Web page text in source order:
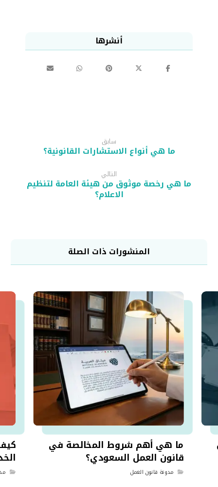
سابق
ما هي أنواع الاستشارات القانونية؟
التالي
ما هي رخصة موثوق من هيئة العامة لتنظيم
الاعلام؟
المنشورات ذات الصلة
ما هي أهم شروط المخالصة في
قانون العمل السعودي؟
مدونة قانون العمل